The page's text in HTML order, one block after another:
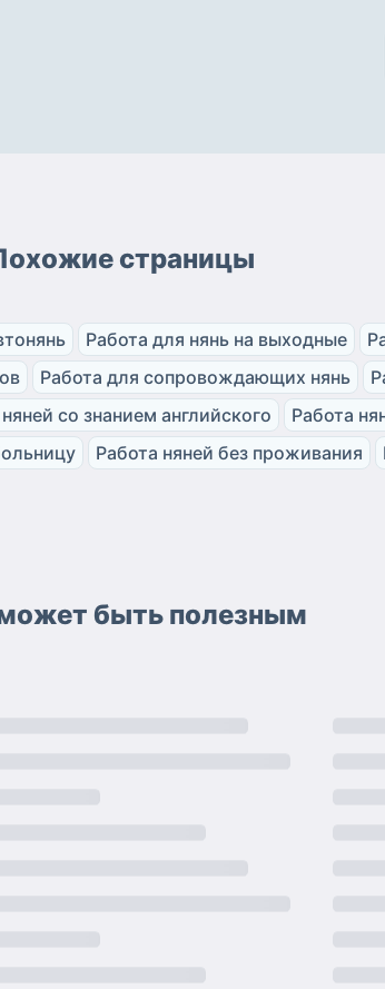
страницы
Работа для нянь на выходные
Работа для сопровождающих нянь
со знанием английского
Работа
Работа няней без проживания
быть полезным